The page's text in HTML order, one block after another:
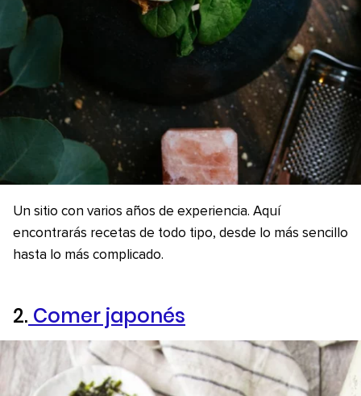
Un sitio con varios años de experiencia. Aquí
encontrarás recetas de todo tipo, desde lo más sencillo
hasta lo más complicado.
2. Comer japonés